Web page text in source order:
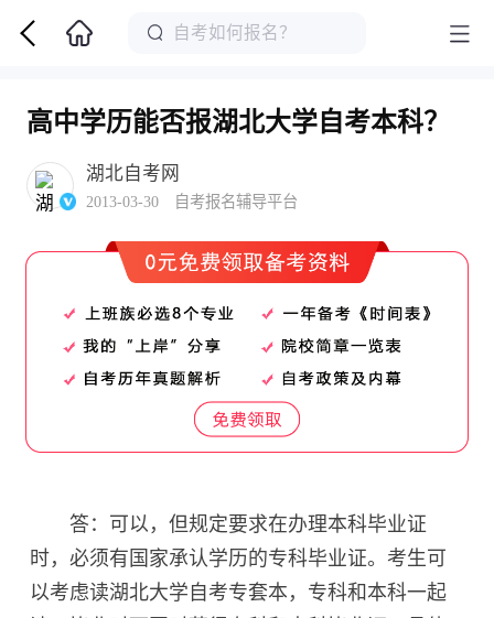
高中学历能否报湖北大学自考本科？
湖北自考网
2013-03-30 自考报名辅导平台
答：可以，但规定要求在办理本科毕业证
时，必须有国家承认学历的专科毕业证。考生可
以考虑读湖北大学自考专套本，专科和本科一起